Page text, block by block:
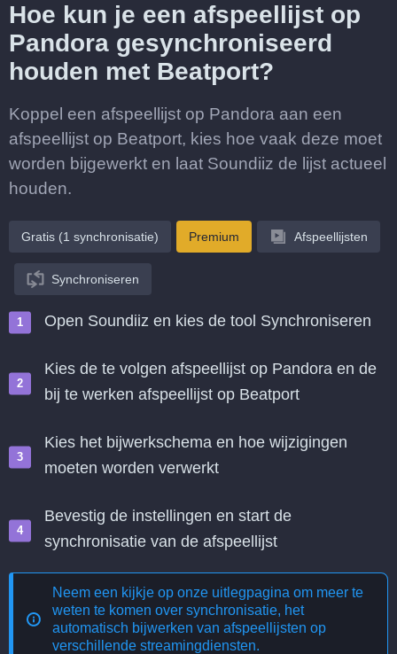
Hoe kun je een afspeellijst op
Pandora gesynchroniseerd
houden met Beatport?
Koppel een afspeellijst op Pandora aan een
afspeellijst op Beatport, kies hoe vaak deze moet
worden bijgewerkt en laat Soundiiz de lijst actueel
houden.
Gratis (1 synchronisatie) Premium Afspeellijsten
Synchroniseren
Open Soundiiz en kies de tool Synchroniseren
Kies de te volgen afspeellijst op Pandora en de
bij te werken afspeellijst op Beatport
Kies het bijwerkschema en hoe wijzigingen
moeten worden verwerkt
Bevestig de instellingen en start de
synchronisatie van de afspeellijst
Neem een kijkje op onze uitlegpagina om meer te
weten te komen over synchronisatie, het
automatisch bijwerken van afspeellijsten op
verschillende streamingdiensten.